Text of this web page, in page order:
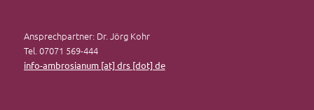
Ansprechpartner: Dr. Jörg Kohr
Tel. 07071 569-444
info-ambrosianum [at] drs [dot] de